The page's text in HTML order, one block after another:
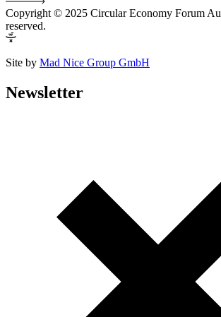
Copyright © 2025 Circular Economy Forum
reserved.
Site by Mad Nice Group GmbH
Newsletter